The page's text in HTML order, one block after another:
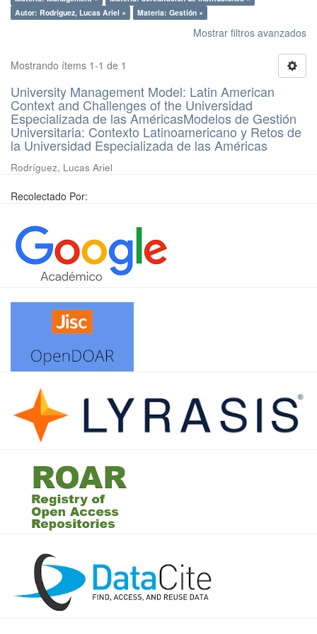
Autor: Rodríguez, Lucas Ariel ×
Materia: Gestión ×
Mostrar filtros avanzados
Mostrando ítems 1-1 de 1
University Management Model: Latin American
Context and Challenges of the Universidad
Especializada de las AméricasModelos de Gestión
Universitaria: Contexto Latinoamericano y Retos de
la Universidad Especializada de las Américas
Rodríguez, Lucas Ariel
Recolectado Por: